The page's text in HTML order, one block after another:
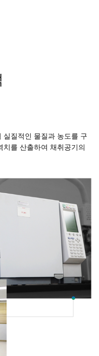
실질적인 물질과 농도를 구
를 산출하여 채취공기의